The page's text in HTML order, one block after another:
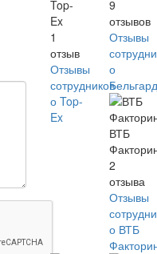
Top-
Ex
1
отзыв
Отзывы
сотрудников
о Top-
Ex
9
отзывов
Отзывы
о
ВТБ
2
отзыва
Отзывы
о ВТБ